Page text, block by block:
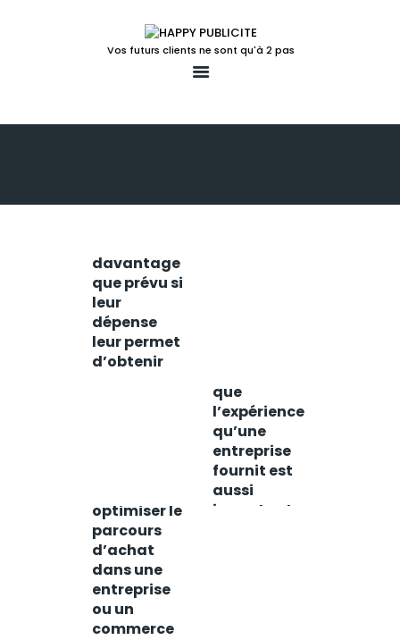
Vos futurs clients ne sont qu'à 2 pas
LE BLOG
CONTACT
9 français
davantage
que prévu si
leur
dépense
leur permet
d’obtenir
que
l’expérience
qu’une
entreprise
fournit est
aussi
importante
optimiser le
parcours
d’achat
dans une
entreprise
ou un
commerce